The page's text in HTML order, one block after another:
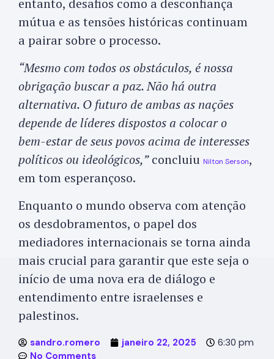
mútua e as tensões históricas continuam
a pairar sobre o processo.
“Mesmo com todos os obstáculos, é nossa
obrigação buscar a paz. Não há outra
alternativa. O futuro de ambas as nações
depende de líderes dispostos a colocar o
bem-estar de seus povos acima de interesses
políticos ou ideológicos,”concluiu Nilton Serson,
em tom esperançoso.
Enquanto o mundo observa com atenção
os desdobramentos, o papel dos
mediadores internacionais se torna ainda
mais crucial para garantir que este seja o
início de uma nova era de diálogo e
entendimento entre israelenses e
palestinos.
sandro.romero janeiro 22, 2025 6:30 pm
No Comments